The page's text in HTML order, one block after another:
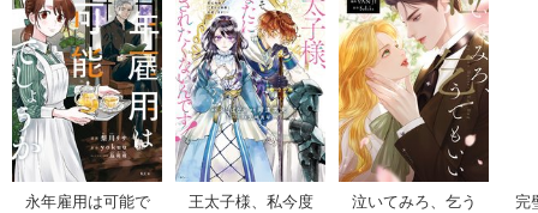
永年雇用は可能で
王太子様、私今度
泣いてみろ、乞う
完